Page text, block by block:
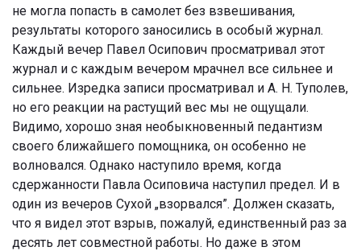
не могла попасть в самолет без взвешивания,
результаты которого заносились в особый журнал.
Каждый вечер Павел Осипович просматривал этот
журнал и с каждым вечером мрачнел все сильнее и
сильнее. Изредка записи просматривал и А. Н. Туполев,
но его реакции на растущий вес мы не ощущали.
Видимо, хорошо зная необыкновенный педантизм
своего ближайшего помощника, он особенно не
волновался. Однако наступило время, когда
сдержанности Павла Осиповича наступил предел. И в
один из вечеров Сухой „взорвался”. Должен сказать,
что я видел этот взрыв, пожалуй, единственный раз за
десять лет совместной работы. Но даже в этом